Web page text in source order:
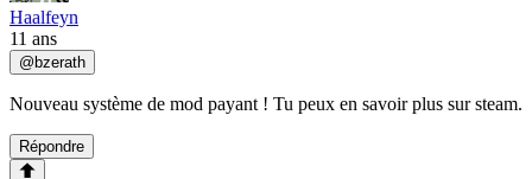
Haalfeyn
11 ans
@bzerath
Nouveau système de mod payant ! Tu peux en savoir plus sur steam.
Répondre